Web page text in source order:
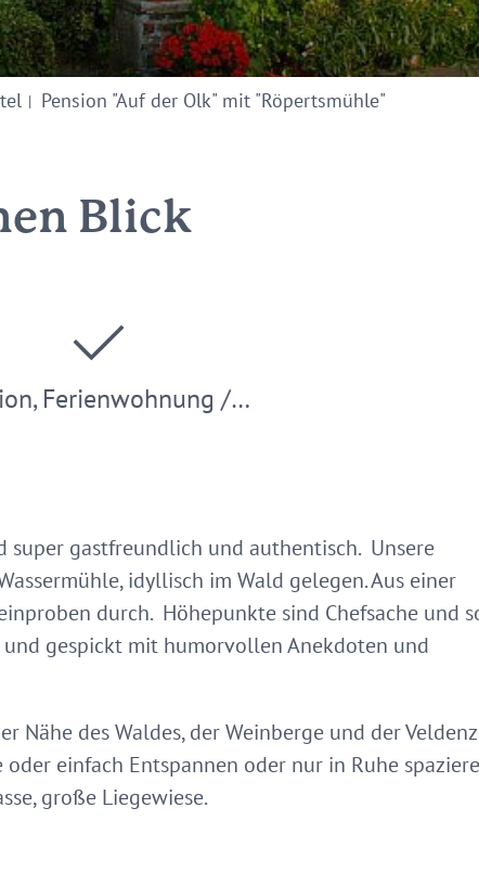
Pension "Auf der Olk" mit "Röpertsmühle"
Blick
Ferienwohnung /…
gastfreundlich und authentisch. Unsere
idyllisch im Wald gelegen. Aus einer
durch. Höhepunkte sind Chefsache und
gespickt mit humorvollen Anekdoten und
Nähe des Waldes, der Weinberge und der
einfach Entspannen oder nur in Ruhe
große Liegewiese.